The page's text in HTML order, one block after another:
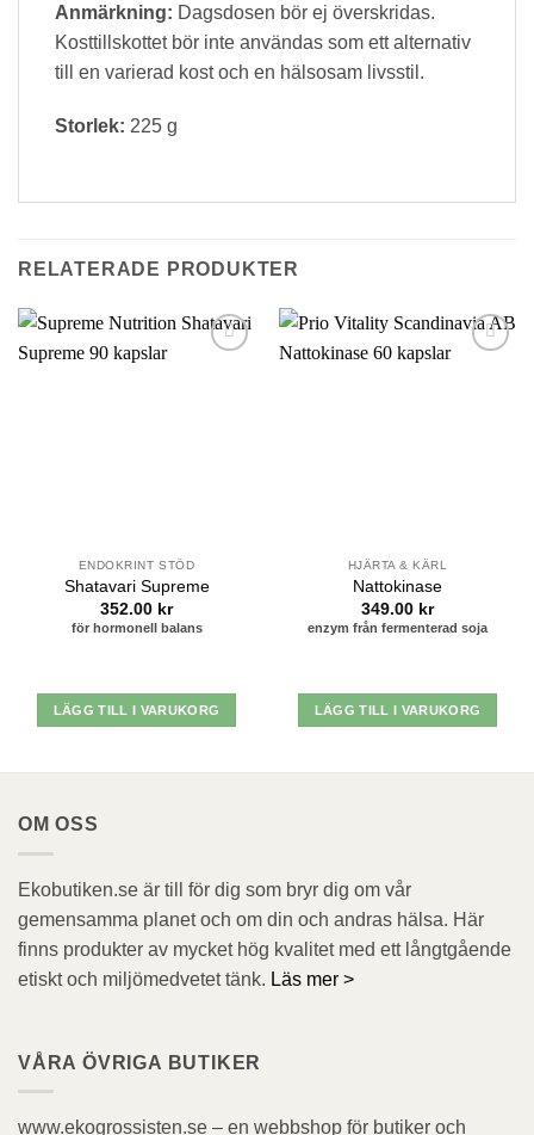
Anmärkning: Dagsdosen bör ej överskridas.
Kosttillskottet bör inte användas som ett alternativ
till en varierad kost och en hälsosam livsstil.
Storlek: 225 g
RELATERADE PRODUKTER
ENDOKRINT STÖD
Shatavari Supreme
352.00 kr
för hormonell balans
LÄGG TILL I VARUKORG
HJÄRTA & KÄRL
Nattokinase
349.00 kr
enzym från fermenterad soja
LÄGG TILL I VARUKORG
OM OSS
Ekobutiken.se är till för dig som bryr dig om vår
gemensamma planet och om din och andras hälsa. Här
finns produkter av mycket hög kvalitet med ett långtgående
etiskt och miljömedvetet tänk. Läs mer >
VÅRA ÖVRIGA BUTIKER
www.ekogrossisten.se – en webbshop för butiker och